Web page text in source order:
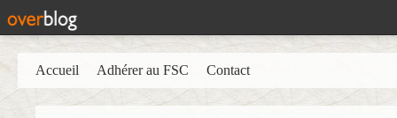
Accueil Adhérer au FSC Contact